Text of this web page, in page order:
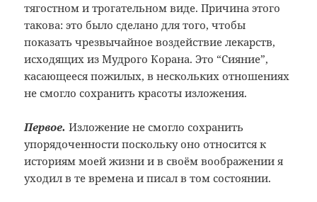
тягостном и трогательном виде. Причина этого
такова: это было сделано для того, чтобы
показать чрезвычайное воздействие лекарств,
исходящих из Мудрого Корана. Это “Сияние”,
касающееся пожилых, в нескольких отношениях
не смогло сохранить красоты изложения.
Первое. Изложение не смогло сохранить
упорядоченности поскольку оно относится к
историям моей жизни и в своём воображении я
уходил в те времена и писал в том состоянии.